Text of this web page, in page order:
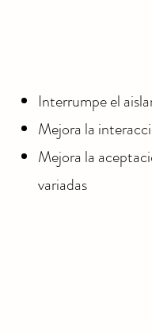
Interrumpe el
Mejora la
Mejora la
variadas